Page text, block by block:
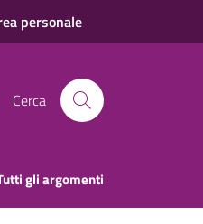
personale
Cerca
gli argomenti